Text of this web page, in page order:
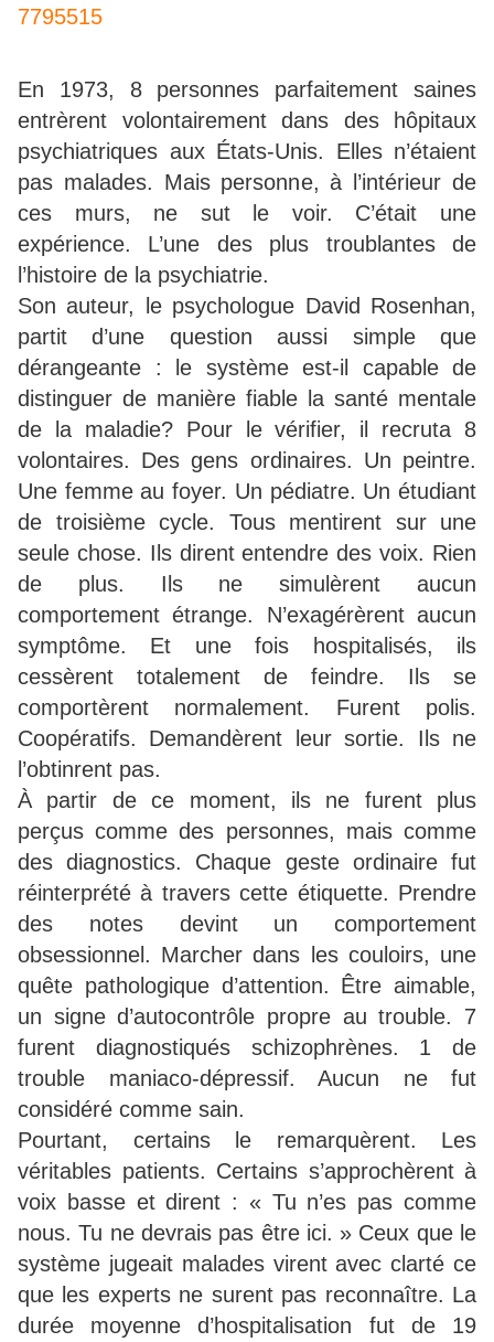
7795515
En 1973, 8 personnes parfaitement saines
entrèrent volontairement dans des hôpitaux
psychiatriques aux États-Unis. Elles n’étaient
pas malades. Mais personne, à l’intérieur de
ces murs, ne sut le voir. C’était une
expérience. L’une des plus troublantes de
l’histoire de la psychiatrie.
Son auteur, le psychologue David Rosenhan,
partit d’une question aussi simple que
dérangeante : le système est-il capable de
distinguer de manière fiable la santé mentale
de la maladie? Pour le vérifier, il recruta 8
volontaires. Des gens ordinaires. Un peintre.
Une femme au foyer. Un pédiatre. Un étudiant
de troisième cycle. Tous mentirent sur une
seule chose. Ils dirent entendre des voix. Rien
de plus. Ils ne simulèrent aucun
comportement étrange. N’exagérèrent aucun
symptôme. Et une fois hospitalisés, ils
cessèrent totalement de feindre. Ils se
comportèrent normalement. Furent polis.
Coopératifs. Demandèrent leur sortie. Ils ne
l’obtinrent pas.
À partir de ce moment, ils ne furent plus
perçus comme des personnes, mais comme
des diagnostics. Chaque geste ordinaire fut
réinterprété à travers cette étiquette. Prendre
des notes devint un comportement
obsessionnel. Marcher dans les couloirs, une
quête pathologique d’attention. Être aimable,
un signe d’autocontrôle propre au trouble. 7
furent diagnostiqués schizophrènes. 1 de
trouble maniaco-dépressif. Aucun ne fut
considéré comme sain.
Pourtant, certains le remarquèrent. Les
véritables patients. Certains s’approchèrent à
voix basse et dirent : « Tu n’es pas comme
nous. Tu ne devrais pas être ici. » Ceux que le
système jugeait malades virent avec clarté ce
que les experts ne surent pas reconnaître. La
durée moyenne d’hospitalisation fut de 19